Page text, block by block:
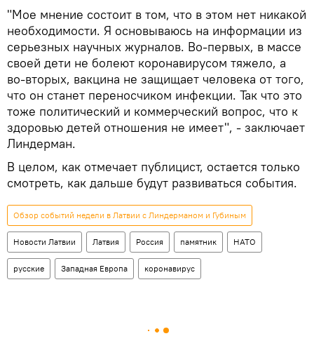
"Мое мнение состоит в том, что в этом нет никакой
необходимости. Я основываюсь на информации из
серьезных научных журналов. Во-первых, в массе
своей дети не болеют коронавирусом тяжело, а
во-вторых, вакцина не защищает человека от того,
что он станет переносчиком инфекции. Так что это
тоже политический и коммерческий вопрос, что к
здоровью детей отношения не имеет", - заключает
Линдерман.
В целом, как отмечает публицист, остается только
смотреть, как дальше будут развиваться события.
Обзор событий недели в Латвии с Линдерманом и Губиным
Новости Латвии Латвия Россия памятник НАТО
русские Западная Европа коронавирус